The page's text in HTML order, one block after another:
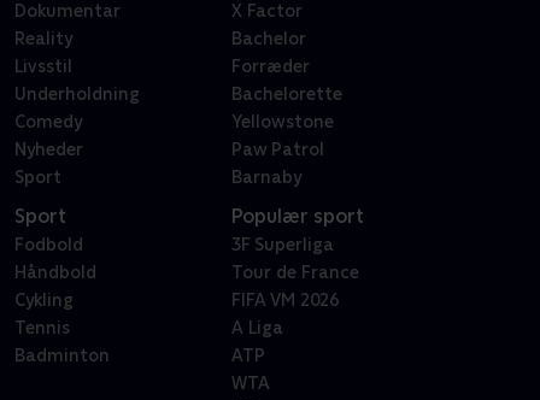
Dokumentar
Reality
Livsstil
Underholdning
Comedy
Nyheder
Sport
X Factor
Bachelor
Forræder
Bachelorette
Yellowstone
Paw Patrol
Barnaby
Sport
Fodbold
Håndbold
Cykling
Tennis
Badminton
Populær sport
3F Superliga
Tour de France
FIFA VM 2026
A Liga
ATP
WTA